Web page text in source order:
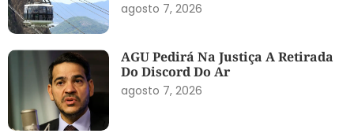
agosto 7, 2026
AGU Pedirá Na Justiça A Retirada
Do Discord Do Ar
agosto 7, 2026